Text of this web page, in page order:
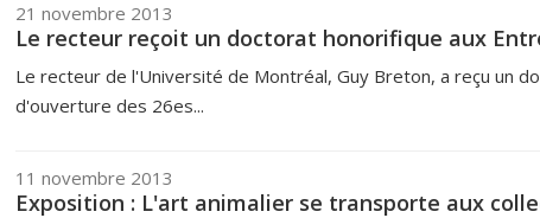
21 novembre 2013
Le recteur reçoit un doctorat honorifique aux
Le recteur de l'Université de Montréal, Guy Breton, a reçu un
d'ouverture des 26es...
11 novembre 2013
Exposition : L'art animalier se transporte aux